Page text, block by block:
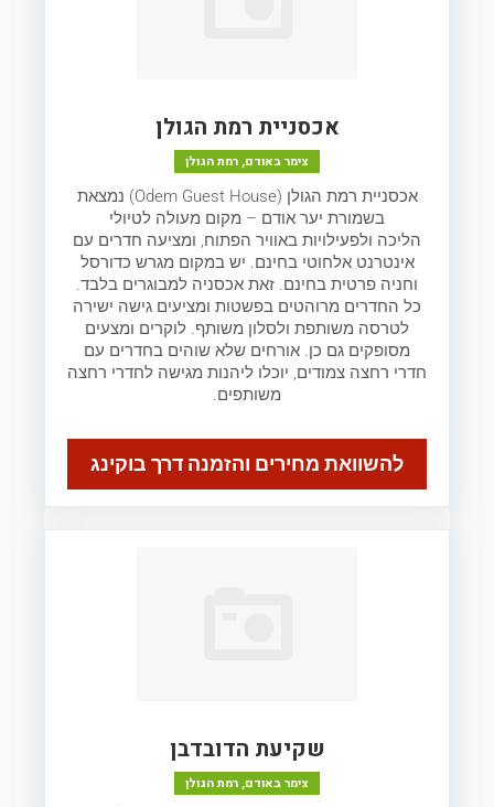
אכסניית רמת הגולן
צימר באודם, רמת הגולן
אכסניית רמת הגולן (Odem Guest House) נמצאת
בשמורת יער אודם – מקום מעולה לטיולי
הליכה ולפעילויות באוויר הפתוח, ומציעה חדרים עם
אינטרנט אלחוטי בחינם. יש במקום מגרש כדורסל
וחניה פרטית בחינם. זאת אכסניה למבוגרים בלבד.
כל החדרים מרוהטים בפשטות ומציעים גישה ישירה
לטרסה משותפת ולסלון משותף. לוקרים ומצעים
מסופקים גם כן. אורחים שלא שוהים בחדרים עם
חדרי רחצה צמודים, יוכלו ליהנות מגישה לחדרי רחצה
משותפים.
להשוואת מחירים והזמנה דרך בוקינג
שקיעת הדובדבן
צימר באודם, רמת הגולן